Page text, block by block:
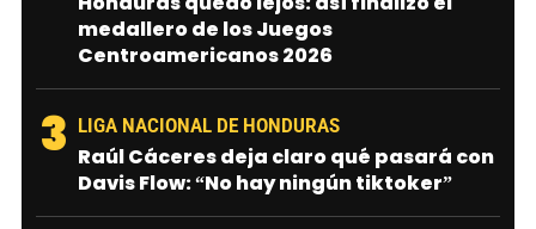
medallero de los Juegos
Centroamericanos 2026
3 LIGA NACIONAL DE HONDURAS
Raúl Cáceres deja claro qué pasará con
Davis Flow: “No hay ningún tiktoker”